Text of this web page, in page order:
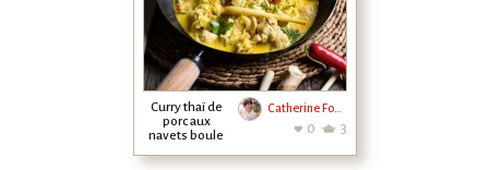
Curry thaï de
porc aux
navets boule
Catherine Fontaine
0 3